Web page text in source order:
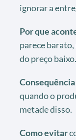
ignorar a
Por que
parece barato,
do preço baixo.
Consequência
quando o
metade disso.
Como evitar